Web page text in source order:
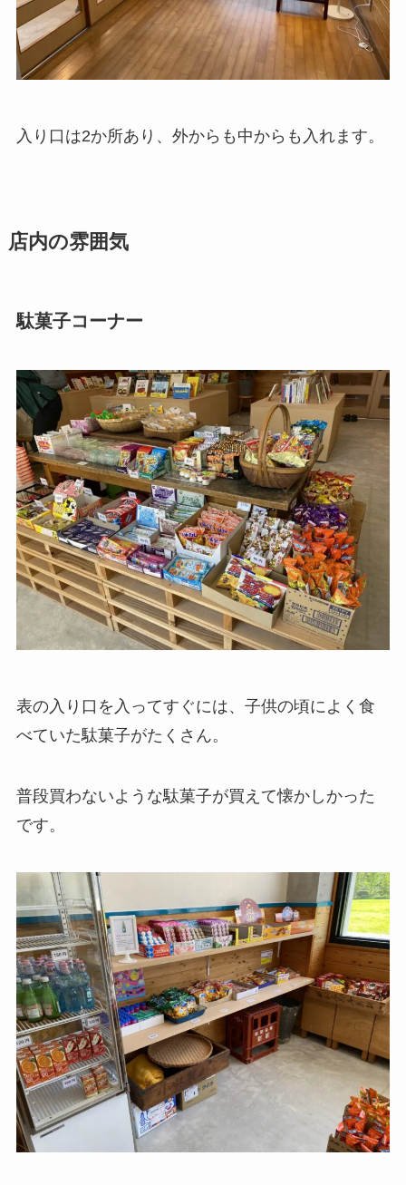
入り口は2か所あり、外からも中からも入れます。
店内の雰囲気
駄菓子コーナー
表の入り口を入ってすぐには、子供の頃によく食
べていた駄菓子がたくさん。
普段買わないような駄菓子が買えて懐かしかった
です。